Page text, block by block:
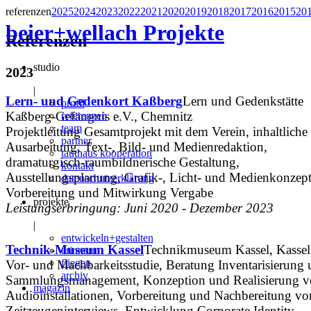
beier+wellach Projekte
studio
|
profil
referenzen
team
partner
tauthaus kooperation
kontakt
datenschutzerklärung
projekte
|
entwickeln+gestalten
erinnern
fliegen
archiv
magazin
referenzen20252024202320222021 202020192018201720162015
Referenzen
2023
Lern- und Gedenkort KaßbergLern und Gedenkstätte
Kaßberg-Gefängnis e.V., Chemnitz
Projektleitung Gesamtprojekt mit dem Verein, inhaltliche
Ausarbeitung, Text-, Bild- und Medienredaktion,
dramaturgisch-raumbildnerische Gestaltung,
Ausstellungsplanung, Grafik-, Licht- und
Vorbereitung und Mitwirkung Vergabe
Leistungserbringung: Juni 2020 - Dezember 2023
Technik-Museum KasselTechnikmuseum Kassel, Kassel
Vor- und Machbarkeitsstudie, Beratung Inventarisierung
Sammlungsmanagement, Konzeption und Realisierung
Audioinstallationen, Vorbereitung und Nachbereitung